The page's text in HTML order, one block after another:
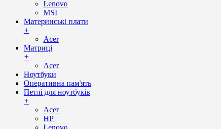
Lenovo
MSI
Материнські плати
+
Acer
Матриці
+
Acer
Ноутбуки
Оперативна пам'ять
Петлі для ноутбуків
+
Acer
HP
Lenovo